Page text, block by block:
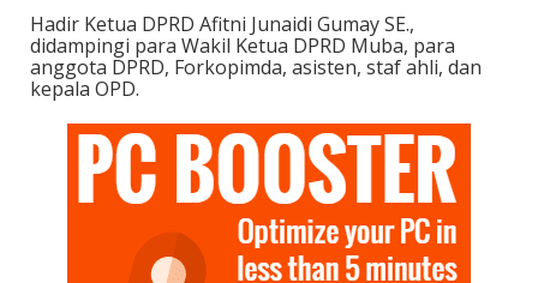
Hadir Ketua DPRD Afitni Junaidi Gumay SE.,
didampingi para Wakil Ketua DPRD Muba, para
anggota DPRD, Forkopimda, asisten, staf ahli, dan
kepala OPD.